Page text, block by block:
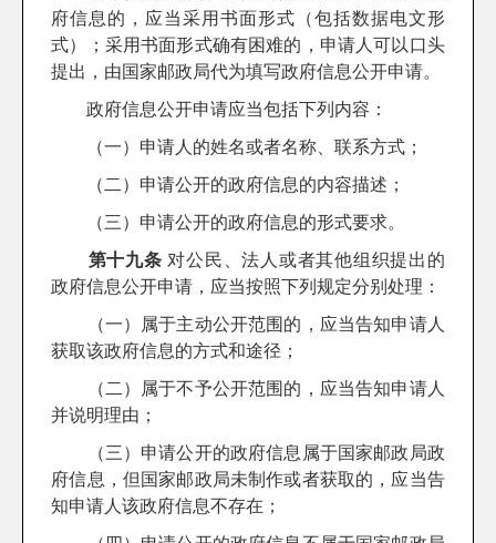
府信息的，应当采用书面形式（包括数据电文形
式）；采用书面形式确有困难的，申请人可以口头
提出，由国家邮政局代为填写政府信息公开申请。
政府信息公开申请应当包括下列内容：
（一）申请人的姓名或者名称、联系方式；
（二）申请公开的政府信息的内容描述；
（三）申请公开的政府信息的形式要求。
第十九条 对公民、法人或者其他组织提出的
政府信息公开申请，应当按照下列规定分别处理：
（一）属于主动公开范围的，应当告知申请人
获取该政府信息的方式和途径；
（二）属于不予公开范围的，应当告知申请人
并说明理由；
（三）申请公开的政府信息属于国家邮政局政
府信息，但国家邮政局未制作或者获取的，应当告
知申请人该政府信息不存在；